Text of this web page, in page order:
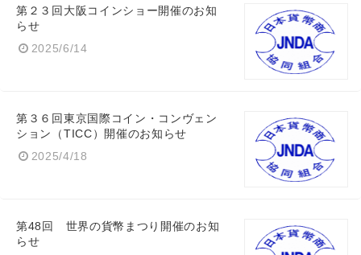
第２３回大阪コインショー開催のお知
らせ
2025/6/14
第３６回東京国際コイン・コンヴェン
ション（TICC）開催のお知らせ
2025/4/18
第48回 世界の貨幣まつり開催のお知
らせ